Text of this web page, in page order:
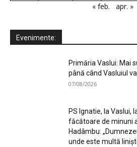
« feb.
apr. »
Evenimente:
Primăria Vaslui: Mai
până când Vasluiul
07/08/2026
PS Ignatie, la Vaslui,
făcătoare de minuni
Hadâmbu:
unde este multă